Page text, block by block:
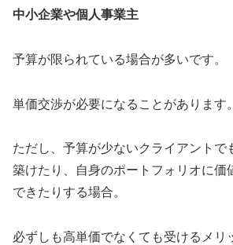
中小企業や個人事業主
予算が限られている場合が多いです。
単価交渉が必要になることがあります。
ただし、予算が少ないクライアントで
築けたり、自身のポートフォリオに価
できたりする場合。
必ずしも高単価でなくても受けるメリ